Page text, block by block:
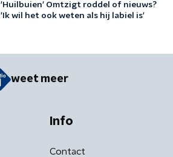
'Huilbuien' Omtzigt roddel of nieuws?
'Ik wil het ook weten als hij labiel is'
weet meer
Info
Contact